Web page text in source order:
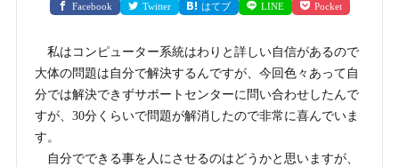
Facebook Twitter はてブ LINE Pocket
私はコンピューター系統はわりと詳しい自信があるので
大体の問題は自分で解決するんですが、今回色々あって自
分では解決できずサポートセンターに問い合わせしたんで
すが、30分くらいで問題が解消したので非常に喜んでいま
す。
自分でできる事を人にさせるのはどうかと思いますが、